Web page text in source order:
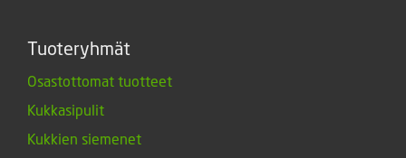
Tuoteryhmät
Osastottomat tuotteet
Kukkasipulit
Kukkien siemenet